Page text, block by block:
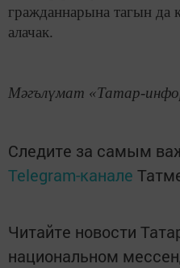
гражданнарына тагын да
алачак.
Мәгълүмат «Татар-
Следите за самым
Telegram-канале
Читайте новости
национальном